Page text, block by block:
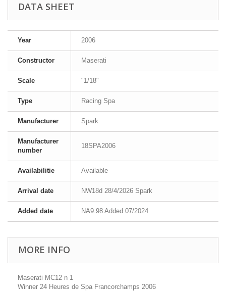
DATA SHEET
Year 2006
Constructor Maserati
Scale "1/18"
Type Racing Spa
Manufacturer Spark
Manufacturer
number
18SPA2006
Availabilitie Available
Arrival date NW18d 28/4/2026 Spark
Added date NA9.98 Added 07/2024
MORE INFO
Maserati MC12 n 1
Winner 24 Heures de Spa Francorchamps 2006